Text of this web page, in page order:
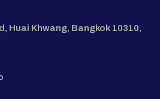
Huai Khwang, Bangkok 10310,